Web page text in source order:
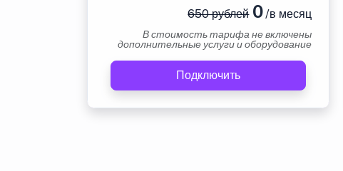
650 рублей0/в месяц
В стоимость тарифа не включены
дополнительные услуги и оборудование
Подключить